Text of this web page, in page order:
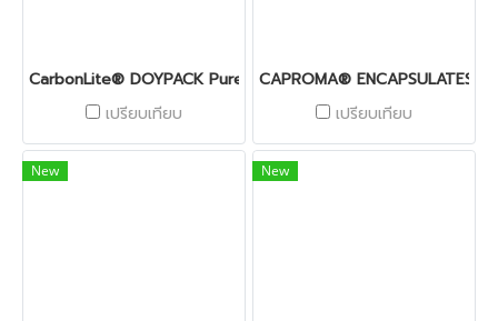
CarbonLite® DOYPACK PurePE
เปรียบเทียบ
CAPROMA® ENCAPSULATES
เปรียบเทียบ
New New